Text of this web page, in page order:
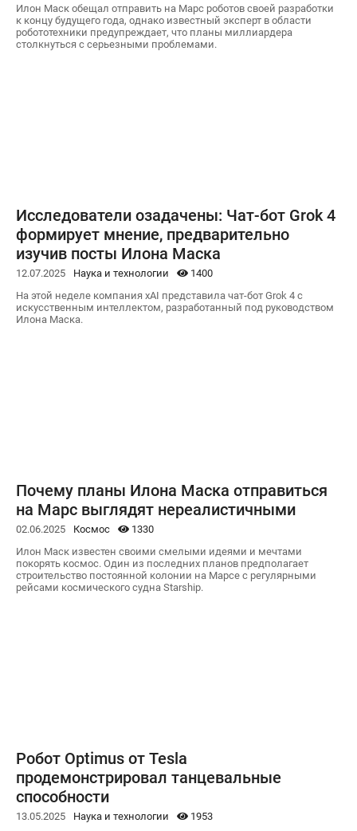
Илон Маск обещал отправить на Марс роботов своей разработки
к концу будущего года, однако известный эксперт в области
робототехники предупреждает, что планы миллиардера
столкнуться с серьезными проблемами.
Исследователи озадачены: Чат-бот Grok 4
формирует мнение, предварительно
изучив посты Илона Маска
12.07.2025 Наука и технологии
1400
На этой неделе компания xAI представила чат-бот Grok 4 с
искусственным интеллектом, разработанный под руководством
Илона Маска.
Почему планы Илона Маска отправиться
на Марс выглядят нереалистичными
02.06.2025 Космос
1330
Илон Маск известен своими смелыми идеями и мечтами
покорять космос. Один из последних планов предполагает
строительство постоянной колонии на Марсе с регулярными
рейсами космического судна Starship.
Робот Optimus от Tesla
продемонстрировал танцевальные
способности
13.05.2025 Наука и технологии
1953